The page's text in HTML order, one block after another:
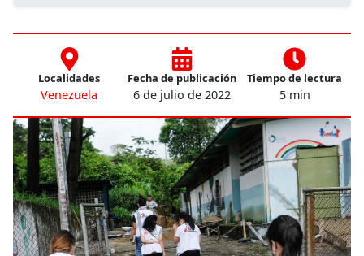
Localidades
Venezuela
Fecha de publicación
6 de julio de 2022
Tiempo de lectura
5 min